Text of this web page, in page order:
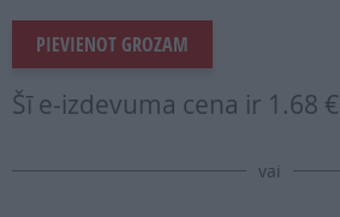
PIEVIENOT GROZAM
Šī e-izdevuma cena ir 1.68 €
vai